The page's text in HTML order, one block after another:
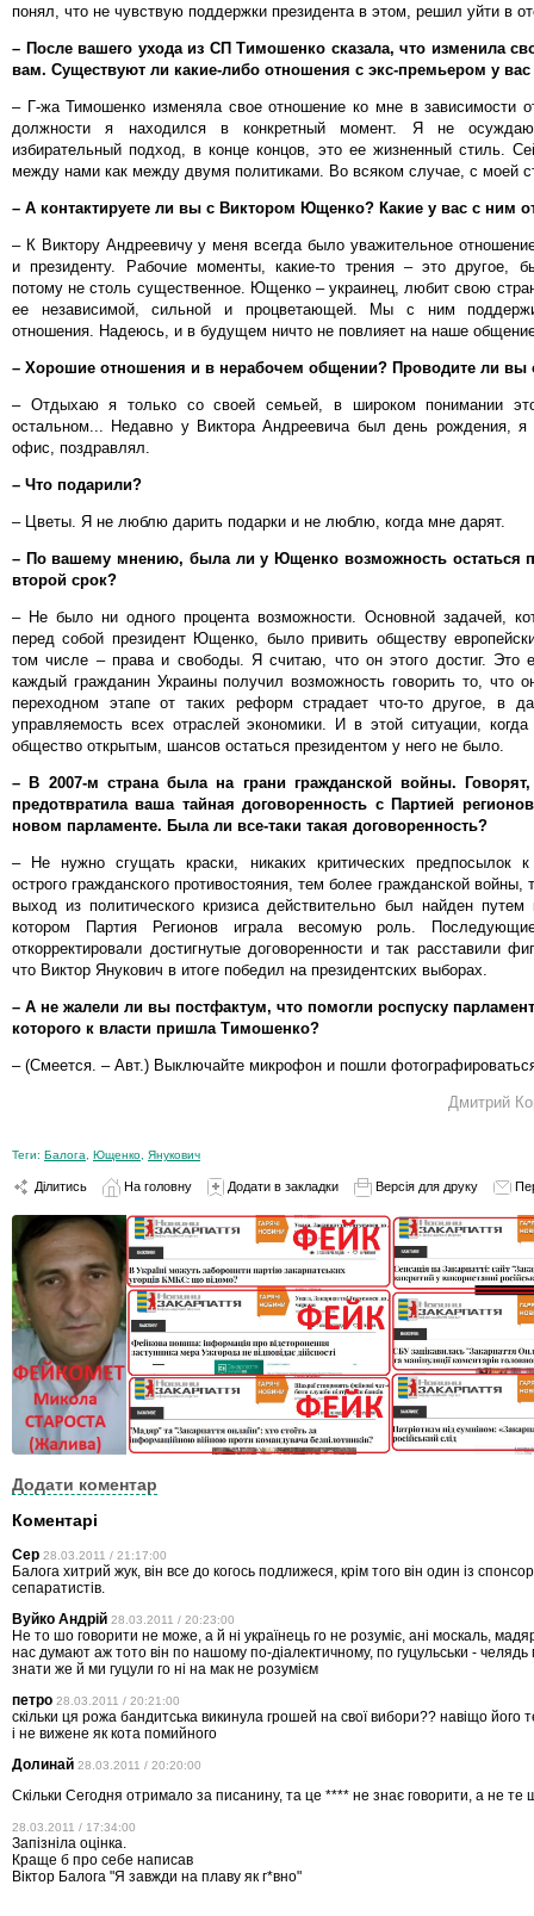
понял, что не чувствую поддержки президента в этом, решил уйти в
– После вашего ухода из СП Тимошенко сказала, что изменила
вам. Существуют ли какие-либо отношения с экс-премьером у вас
– Г-жа Тимошенко изменяла свое отношение ко мне в зависимости
должности я находился в конкретный момент. Я не
избирательный подход, в конце концов, это ее жизненный стиль.
между нами как между двумя политиками. Во всяком случае, с моей
– А контактируете ли вы с Виктором Ющенко? Какие у вас с ним
– К Виктору Андреевичу у меня всегда было уважительное
и президенту. Рабочие моменты, какие-то трения – это другое,
потому не столь существенное. Ющенко – украинец, любит свою
ее независимой, сильной и процветающей. Мы с ним
отношения. Надеюсь, и в будущем ничто не повлияет на наше
– Хорошие отношения и в нерабочем общении? Проводите ли вы
– Отдыхаю я только со своей семьей, в широком понимании
остальном... Недавно у Виктора Андреевича был день рождения, я
офис, поздравлял.
– Что подарили?
– Цветы. Я не люблю дарить подарки и не люблю, когда мне дарят.
– По вашему мнению, была ли у Ющенко возможность остаться
второй срок?
– Не было ни одного процента возможности. Основной задачей,
перед собой президент Ющенко, было привить обществу
том числе – права и свободы. Я считаю, что он этого достиг. Это
каждый гражданин Украины получил возможность говорить то, что
переходном этапе от таких реформ страдает что-то другое, в
управляемость всех отраслей экономики. И в этой ситуации,
общество открытым, шансов остаться президентом у него не было.
– В 2007-м страна была на грани гражданской войны.
предотвратила ваша тайная договоренность с Партией
новом парламенте. Была ли все-таки такая договоренность?
– Не нужно сгущать краски, никаких критических предпосылок к
острого гражданского противостояния, тем более гражданской войны,
выход из политического кризиса действительно был найден путем
котором Партия Регионов играла весомую роль.
откорректировали достигнутые договоренности и так расставили
что Виктор Янукович в итоге победил на президентских выборах.
– А не жалели ли вы постфактум, что помогли роспуску
которого к власти пришла Тимошенко?
– (Смеется. – Авт.) Выключайте микрофон и пошли
Дмитрий
Теги: Балога Ющенко Янукович
Ділитись На головну Додати в закладки Версія для друку
Додати коментар
Коментарі
Сер 28.03.2011 / 21:17:00
Балога хитрий жук, він все до когось подлижеся, крім того він один із
сепаратистів.
Вуйко Андрій 28.03.2011 / 20:23:00
Не то шо говорити не може, а й ні українець го не розуміє, ані москаль, мадяр
нас думают аж тото він по нашому по-діалектичному, по гуцульськи -
знати же й ми гуцули го ні на мак не розумієм
петро 28.03.2011 / 20:21:00
скільки ця рожа бандитська викинула грошей на свої вибори?? навіщо його
і не вижене як кота помийного
Долинай 28.03.2011 / 20:20:00
Скільки Сегодня отримало за писанину, та це **** не знає говорити, а не те
28.03.2011 / 17:34:00
Запізніла оцінка.
Краще б про себе написав
Віктор Балога "Я завжди на плаву як г*вно"